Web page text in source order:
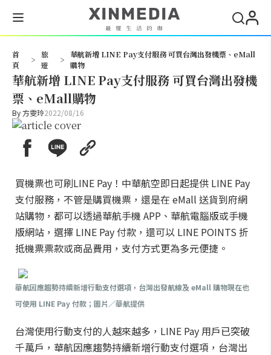
首
頁
>
旅
遊
>
華航新增 LINE Pay支付服務 可買台灣出發機票、eMall
購物
華航新增 LINE Pay支付服務 可買台灣出發機
票、eMall購物
By方雯玲2022/08/16
買機票也可刷LINE Pay！中華航空即日起提供 LINE Pay
支付服務，不管是購買機票，還是在 eMall 送貨到府網
站購物，都可以透過華航手機 APP、華航電腦版或手機
版網站，選擇 LINE Pay 付款，還可以 LINE POINTS 折
抵機票票款或商品費用，支付方式更為多元便捷。
華航因應趨勢持續新增行動支付選項，台灣出發航線及 eMall 購物現在也
可使用 LINE Pay 付款；圖片／華航提供
台灣使用行動支付的人越來越多，LINE Pay 用戶已突破
千萬戶，華航因應趨勢持續新增行動支付選項，台灣出